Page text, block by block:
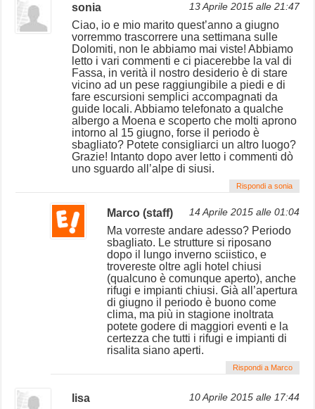
sonia 13 Aprile 2015 alle 21:47
Ciao, io e mio marito quest’anno a giugno
vorremmo trascorrere una settimana sulle
Dolomiti, non le abbiamo mai viste! Abbiamo
letto i vari commenti e ci piacerebbe la val di
Fassa, in verità il nostro desiderio è di stare
vicino ad un pese raggiungibile a piedi e di
fare escursioni semplici accompagnati da
guide locali. Abbiamo telefonato a qualche
albergo a Moena e scoperto che molti aprono
intorno al 15 giugno, forse il periodo è
sbagliato? Potete consigliarci un altro luogo?
Grazie! Intanto dopo aver letto i commenti dò
uno sguardo all’alpe di siusi.
Rispondi a sonia
Marco (staff) 14 Aprile 2015 alle 01:04
Ma vorreste andare adesso? Periodo
sbagliato. Le strutture si riposano
dopo il lungo inverno sciistico, e
trovereste oltre agli hotel chiusi
(qualcuno è comunque aperto), anche
rifugi e impianti chiusi. Già all’apertura
di giugno il periodo è buono come
clima, ma più in stagione inoltrata
potete godere di maggiori eventi e la
certezza che tutti i rifugi e impianti di
risalita siano aperti.
Rispondi a Marco
lisa 10 Aprile 2015 alle 17:44